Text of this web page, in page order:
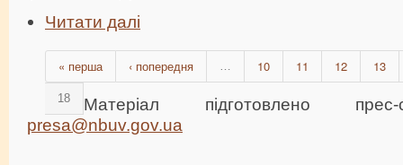
Читати далі
« перша ‹ попередня 10 11 12 13
18
Матеріал підготовлено
presa@nbuv.gov.ua